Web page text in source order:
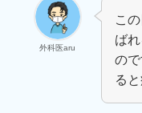
外科医aru
こ
ば
の
る